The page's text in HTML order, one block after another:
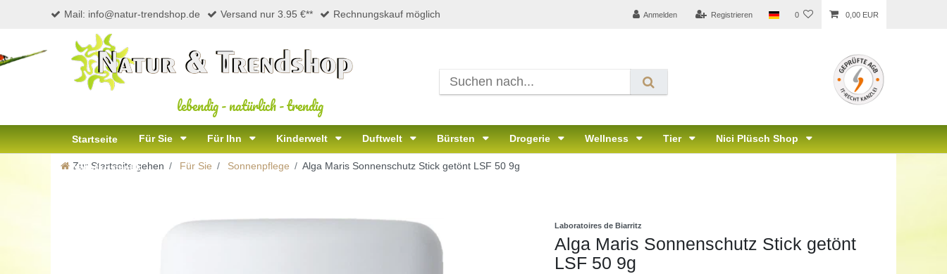
Mail: info@natur-trendshop.de Versand nur 3.95 €** Rechnungskauf möglich Anmelden Registrieren 0 0,00 EUR
lebendig-natürlich-trendig
Startseite Für Sie Für Ihn Kinderwelt Duftwelt Bürsten Drogerie Wellness Tier Nici Plüsch Shop
Naturkosmetik
Zur Startseite gehen Für Sie Sonnenpflege Alga Maris Sonnenschutz Stick getönt LSF 50 9g
Laboratoires de Biarritz
Alga Maris Sonnenschutz Stick getönt
LSF 50 9g